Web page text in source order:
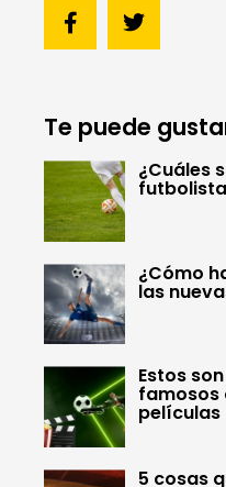
Te puede
¿Cuáles
¿Cómo
las
Estos
famosos
películas
5 cosas